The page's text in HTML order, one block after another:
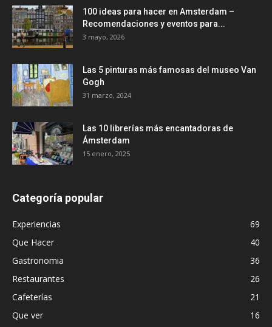
100 ideas para hacer en Amsterdam –
Recomendaciones y eventos para...
3 mayo, 2026
Las 5 pinturas más famosas del museo Van
Gogh
31 marzo, 2024
Las 10 librerías más encantadoras de
Ámsterdam
15 enero, 2025
Categoría popular
Experiencias
69
Que Hacer
40
Gastronomia
36
Restaurantes
26
Cafeterías
21
Que ver
16